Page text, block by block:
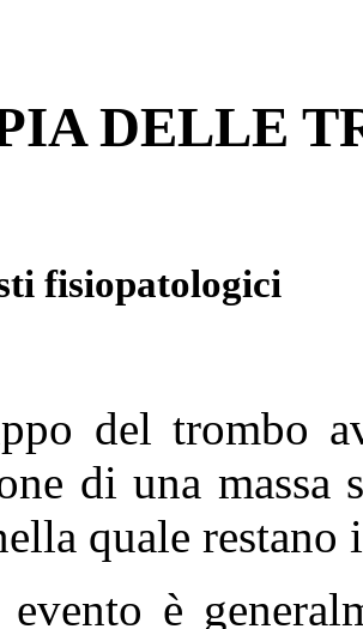
DELLE
fisiopatologici
del trombo
di una massa
quale restano
è